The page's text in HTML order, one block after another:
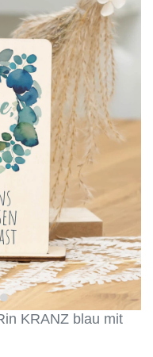
KRANZ blau mit